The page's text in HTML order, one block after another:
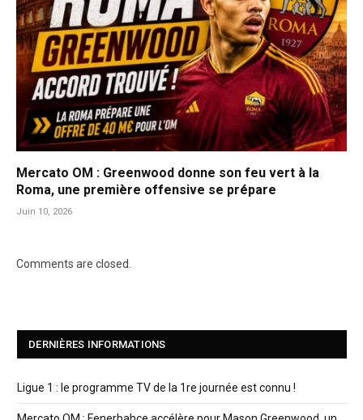
Mercato OM : Greenwood donne son feu vert à la
Roma, une première offensive se prépare
Juin 10, 2026
Comments are closed.
DERNIÈRES INFORMATIONS
Ligue 1 : le programme TV de la 1re journée est connu !